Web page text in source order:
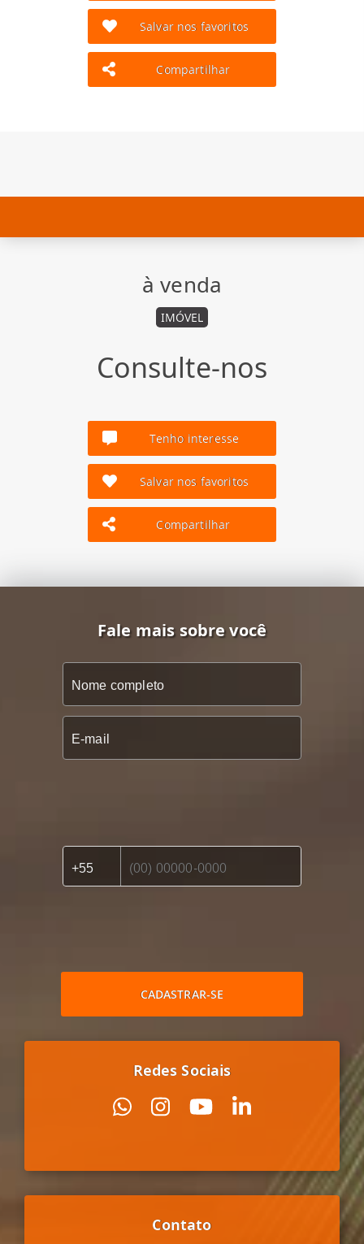
Salvar nos favoritos
Compartilhar
à venda
IMÓVEL
Consulte-nos
Tenho interesse
Salvar nos favoritos
Compartilhar
Fale mais sobre você
CADASTRAR-SE
Redes Sociais
Contato